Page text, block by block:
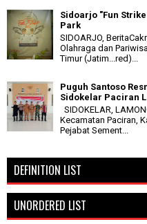
Sidoarjo "Fun
Park
SIDOARJO,
Olahraga dan
Timur (Jatim...red)...
Puguh Santoso
Sidokelar Paciran
SIDOKELAR,
Kecamatan Paciran,
Pejabat Sement...
DEFINITION LIST
UNORDERED LIST